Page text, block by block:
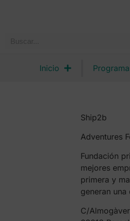
Inicio
Ship2b
Adventures
Fundación
mejores
primera y
generan
C/